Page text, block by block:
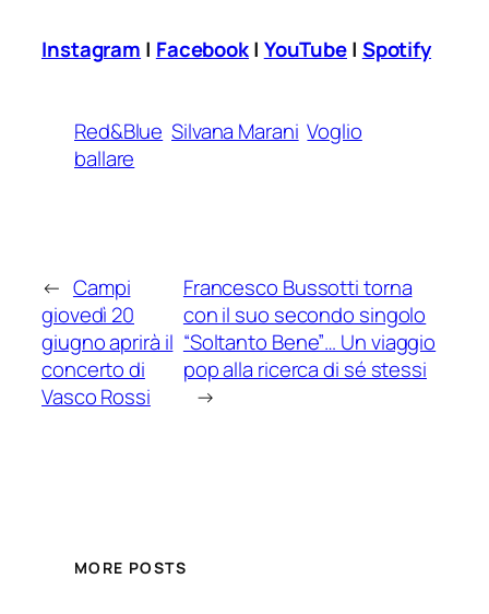
Instagram | Facebook| YouTube| Spotify
Red&Blue Silvana Marani Voglio
ballare
← Campi
giovedì 20
giugno aprirà il
concerto di
Vasco Rossi
Francesco Bussotti torna
con il suo secondo singolo
“Soltanto Bene”… Un viaggio
pop alla ricerca di sé stessi
→
MORE POSTS